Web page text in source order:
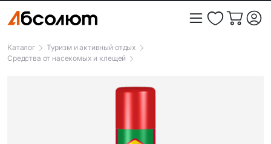
Каталог
Туризм и активный отдых
Средства от насекомых и клещей